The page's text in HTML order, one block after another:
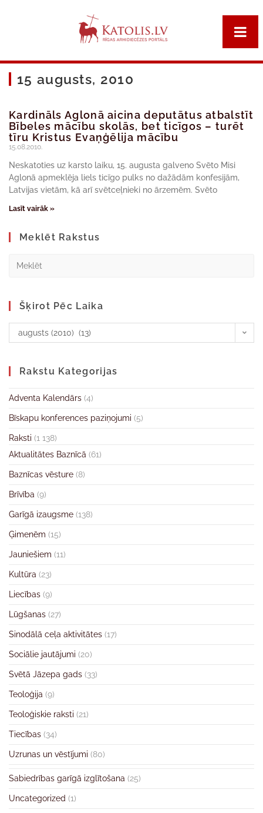
15 augusts, 2010
Kardināls Aglonā aicina deputātus atbalstīt
Bībeles mācību skolās, bet ticīgos – turēt
tīru Kristus Evaņģēlija mācību
15.08.2010.
Neskatoties uz karsto laiku, 15. augusta galveno Svēto Misi
Aglonā apmeklēja liels ticīgo pulks no dažādām konfesijām,
Latvijas vietām, kā arī svētceļnieki no ārzemēm. Svēto
Lasīt vairāk »
Meklēt Rakstus
Šķirot Pēc Laika
augusts (2010) (13)
Rakstu Kategorijas
Adventa Kalendārs (4)
Bīskapu konferences paziņojumi (5)
Raksti (1 138)
Aktualitātes Baznīcā (61)
Baznīcas vēsture (8)
Brīvība (9)
Garīgā izaugsme (138)
Ģimenēm (15)
Jauniešiem (11)
Kultūra (23)
Liecības (9)
Lūgšanas (27)
Sinodālā ceļa aktivitātes (17)
Sociālie jautājumi (20)
Svētā Jāzepa gads (33)
Teoloģija (9)
Teoloģiskie raksti (21)
Tiecības (34)
Uzrunas un vēstījumi (80)
Sabiedrības garīgā izglītošana (25)
Uncategorized (1)